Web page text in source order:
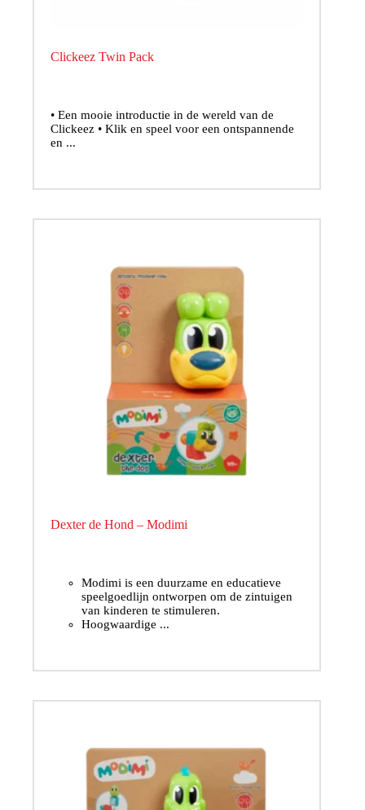
Clickeez Twin Pack
• Een mooie introductie in de wereld van de
Clickeez • Klik en speel voor een ontspannende
en ...
Dexter de Hond – Modimi
Modimi is een duurzame en educatieve
speelgoedlijn ontworpen om de zintuigen
van kinderen te stimuleren.
Hoogwaardige ...